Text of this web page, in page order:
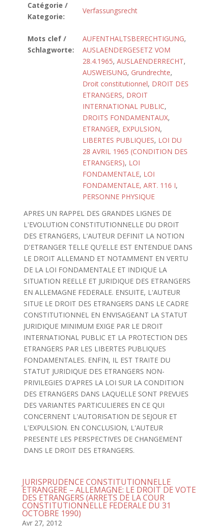
Catégorie /
Kategorie:
Verfassungsrecht
Mots clef /
Schlagworte:
AUFENTHALTSBERECHTIGUNG,
AUSLAENDERGESETZ VOM
28.4.1965, AUSLAENDERRECHT,
AUSWEISUNG, Grundrechte,
Droit constitutionnel, DROIT DES
ETRANGERS, DROIT
INTERNATIONAL PUBLIC,
DROITS FONDAMENTAUX,
ETRANGER, EXPULSION,
LIBERTES PUBLIQUES, LOI DU
28 AVRIL 1965 (CONDITION DES
ETRANGERS), LOI
FONDAMENTALE, LOI
FONDAMENTALE, ART. 116 I,
PERSONNE PHYSIQUE
APRES UN RAPPEL DES GRANDES LIGNES DE
L'EVOLUTION CONSTITUTIONNELLE DU DROIT
DES ETRANGERS, L'AUTEUR DEFINIT LA NOTION
D'ETRANGER TELLE QU'ELLE EST ENTENDUE DANS
LE DROIT ALLEMAND ET NOTAMMENT EN VERTU
DE LA LOI FONDAMENTALE ET INDIQUE LA
SITUATION REELLE ET JURIDIQUE DES ETRANGERS
EN ALLEMAGNE FEDERALE. ENSUITE, L'AUTEUR
SITUE LE DROIT DES ETRANGERS DANS LE CADRE
CONSTITUTIONNEL EN ENVISAGEANT LA STATUT
JURIDIQUE MINIMUM EXIGE PAR LE DROIT
INTERNATIONAL PUBLIC ET LA PROTECTION DES
ETRANGERS PAR LES LIBERTES PUBLIQUES
FONDAMENTALES. ENFIN, IL EST TRAITE DU
STATUT JURIDIQUE DES ETRANGERS NON-
PRIVILEGIES D'APRES LA LOI SUR LA CONDITION
DES ETRANGERS DANS LAQUELLE SONT PREVUES
DES VARIANTES PARTICULIERES EN CE QUI
CONCERNENT L'AUTORISATION DE SEJOUR ET
L'EXPULSION. EN CONCLUSION, L'AUTEUR
PRESENTE LES PERSPECTIVES DE CHANGEMENT
DANS LE DROIT DES ETRANGERS.
JURISPRUDENCE CONSTITUTIONNELLE
ETRANGERE – ALLEMAGNE: LE DROIT DE VOTE
DES ETRANGERS (ARRETS DE LA COUR
CONSTITUTIONNELLE FEDERALE DU 31
OCTOBRE 1990)
Avr 27, 2012